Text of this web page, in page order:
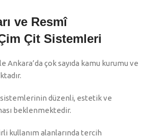
ve Resmî
Çit Sistemleri
Ankara’da çok sayıda kamu kurumu ve
sistemlerinin düzenli, estetik ve
beklenmektedir.
kullanım alanlarında tercih